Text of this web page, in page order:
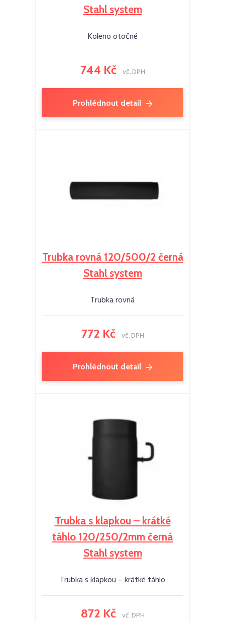
Stahl system
Koleno otočné
744 Kč vč. DPH
Prohlédnout detail
Trubka rovná 120/500/2 černá
Stahl system
Trubka rovná
772 Kč vč. DPH
Prohlédnout detail
Trubka s klapkou – krátké
táhlo 120/250/2mm černá
Stahl system
Trubka s klapkou – krátké táhlo
872 Kč vč. DPH